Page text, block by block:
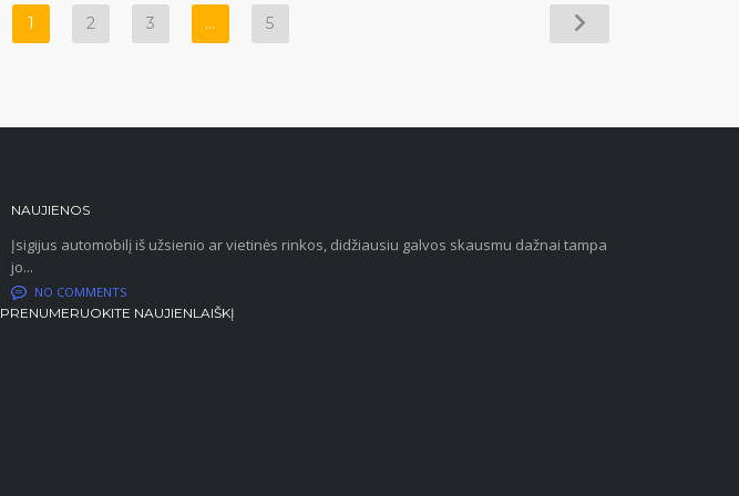
1 2 3 … 5
NAUJIENOS
Įsigijus automobilį iš užsienio ar vietinės rinkos, didžiausiu galvos skausmu dažnai tampa
jo...
NO COMMENTS
PRENUMERUOKITE NAUJIENLAIŠKĮ